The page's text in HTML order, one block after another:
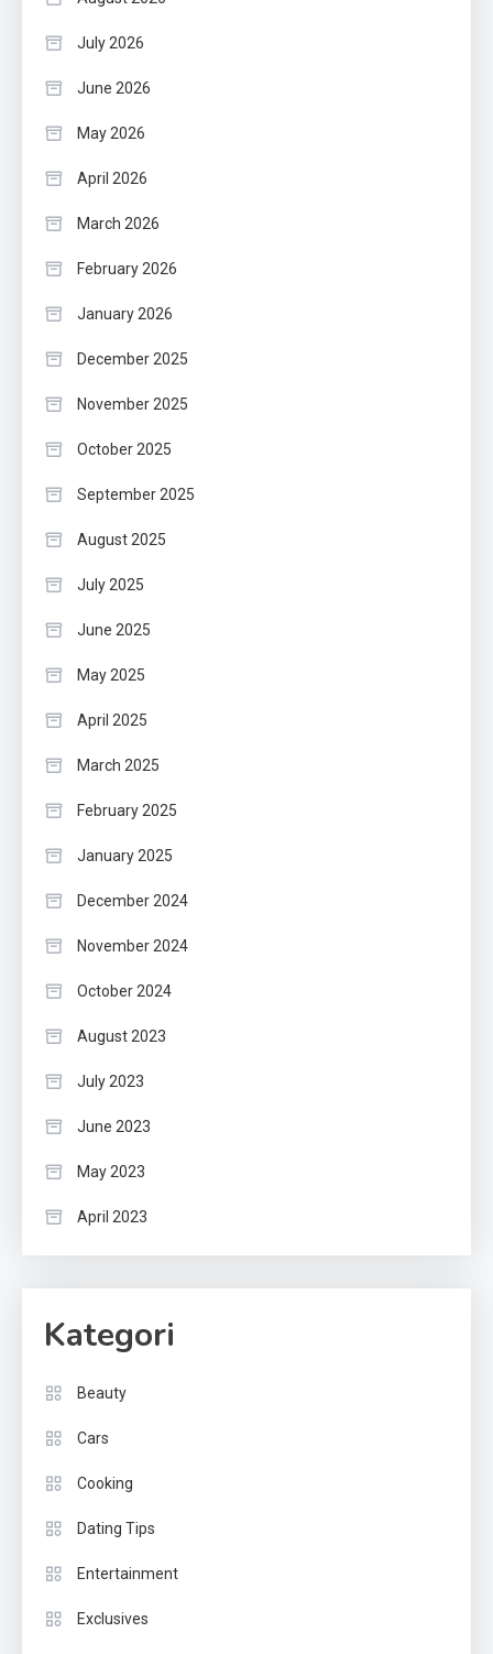
July 2026
June 2026
May 2026
April 2026
March 2026
February 2026
January 2026
December 2025
November 2025
October 2025
September 2025
August 2025
July 2025
June 2025
May 2025
April 2025
March 2025
February 2025
January 2025
December 2024
November 2024
October 2024
August 2023
July 2023
June 2023
May 2023
April 2023
Kategori
Beauty
Cars
Cooking
Dating Tips
Entertainment
Exclusives